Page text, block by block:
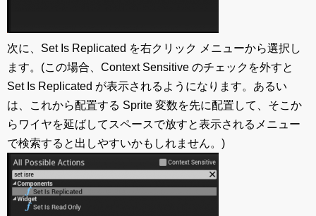
次に、Set Is Replicated を右クリック メニューから選択し
ます。(この場合、Context Sensitive のチェックを外すと
Set Is Replicated が表示されるようになります。あるい
は、これから配置する Sprite 変数を先に配置して、そこか
らワイヤを延ばしてスペースで放すと表示されるメニュー
で検索すると出しやすいかもしれません。)